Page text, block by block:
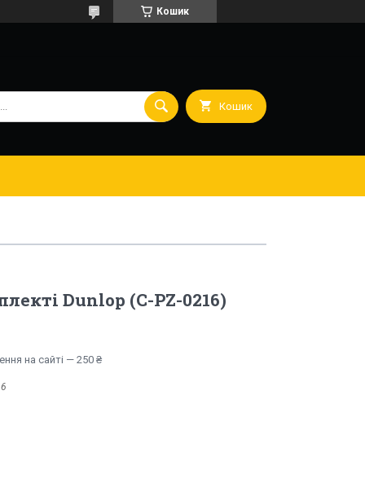
Кошик
Кошик
Dunlop (C-PZ-0216)
на сайті — 250 ₴